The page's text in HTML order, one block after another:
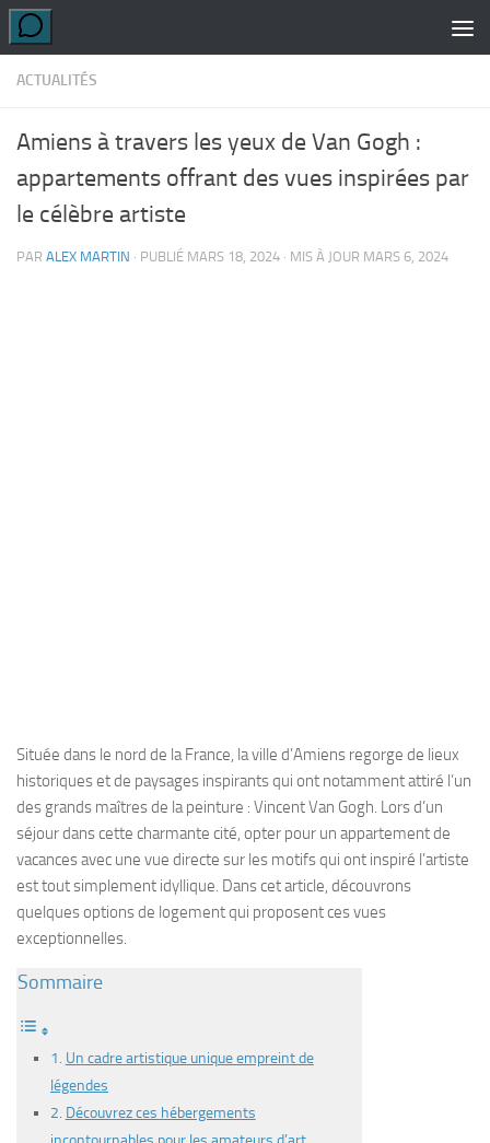
Skip to content
ACTUALITÉS
Amiens à travers les yeux de Van Gogh :
appartements offrant des vues inspirées par
le célèbre artiste
PAR ALEX MARTIN · PUBLIÉ MARS 18, 2024 · MIS À JOUR MARS 6, 2024
Située dans le nord de la France, la ville d’Amiens regorge de lieux
historiques et de paysages inspirants qui ont notamment attiré l’un
des grands maîtres de la peinture : Vincent Van Gogh. Lors d’un
séjour dans cette charmante cité, opter pour un appartement de
vacances avec une vue directe sur les motifs qui ont inspiré l’artiste
est tout simplement idyllique. Dans cet article, découvrons
quelques options de logement qui proposent ces vues
exceptionnelles.
Sommaire
Un cadre artistique unique empreint de
légendes
Découvrez ces hébergements